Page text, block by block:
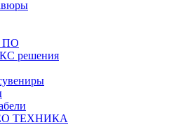
ПО
решения
ТЕХНИКА